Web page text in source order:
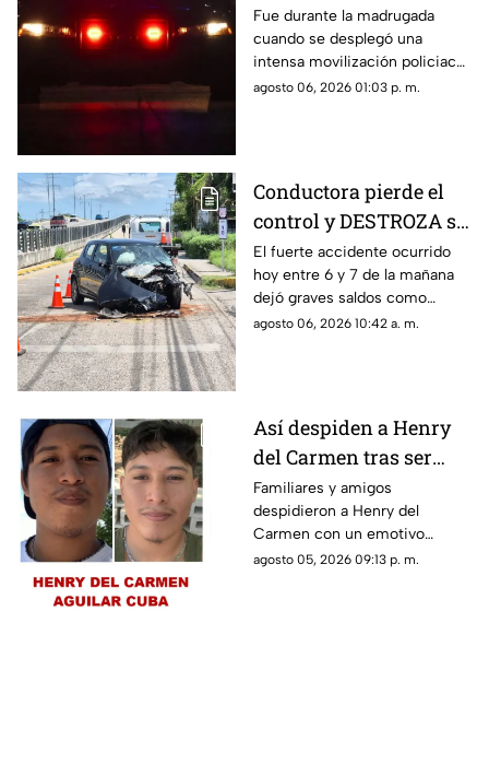
Progreso tras
PELIGROSO
HALLAZGO; esto
encontraron
Fue durante la madrugada
cuando se desplegó una
intensa movilización policiaca
en Progreso, luego de
agosto 06, 2026 01:03 p. m.
Conductora pierde el
control y DESTROZA su
auto; así fue el FUERTE
ACCIDENTE HOY en
Temozón Norte, Mérida
El fuerte accidente ocurrido
hoy entre 6 y 7 de la mañana
dejó graves saldos como
consecuencia en la zona de
agosto 06, 2026 10:42 a. m.
Así despiden a Henry
del Carmen tras ser
hallado sin vida en la
Mérida-Chetumal tras
varios días
desaparecido
Familiares y amigos
despidieron a Henry del
Carmen con un emotivo
mensaje en redes sociales tras
agosto 05, 2026 09:13 p. m.